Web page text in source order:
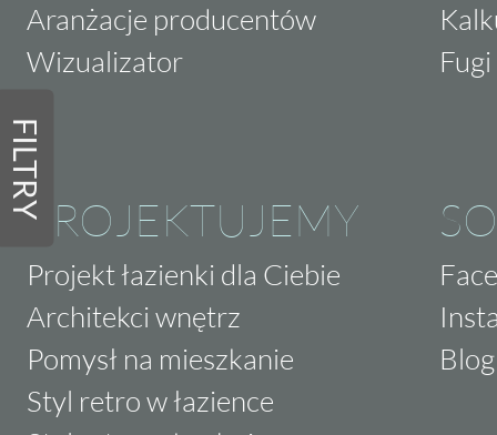
FILTRY
Aranżacje producentów
Wizualizator
PROJEKTUJEMY
Projekt łazienki dla Ciebie
Architekci wnętrz
Pomysł na mieszkanie
Styl retro w łazience
Blog